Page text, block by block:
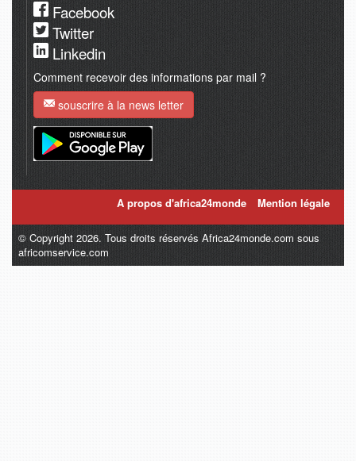
Facebook
Twitter
Linkedin
Comment recevoir des informations par mail ?
souscrire à la news letter
A propos d'africa24monde Mention légale
© Copyright 2026. Tous droits réservés Africa24monde.com sous
africomservice.com